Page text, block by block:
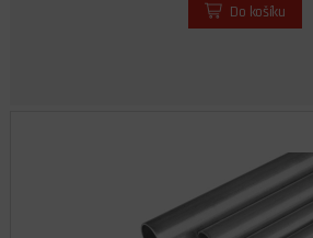
Do košíku